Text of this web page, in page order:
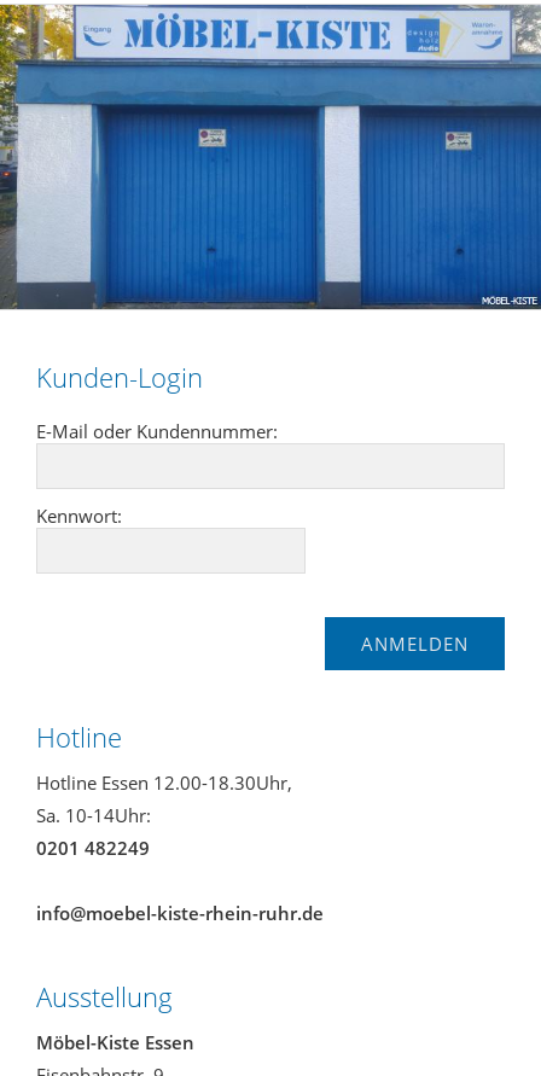
Kunden-Login
E-Mail oder Kundennummer:
Kennwort:
Hotline
Hotline Essen 12.00-18.30Uhr,
Sa. 10-14Uhr:
0201 482249
info@moebel-kiste-rhein-ruhr.de
Ausstellung
Möbel-Kiste Essen